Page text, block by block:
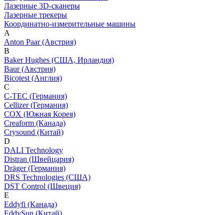
Лазерные 3D-сканеры
Лазерные трекеры
Координатно-измерительные машины
A
Anton Paar (Австрия)
B
Baker Hughes (США, Ирландия)
Baur (Австрия)
Bicotest (Англия)
C
C-TEC (Германия)
Cellizer (Германия)
COX (Южная Корея)
Creaform (Канада)
Crysound (Китай)
D
DALI Technology
Distran (Швейцария)
Dräger (Германия)
DRS Technologies (США)
DST Control (Швеция)
E
Eddyfi (Канада)
EddySun (Китай)